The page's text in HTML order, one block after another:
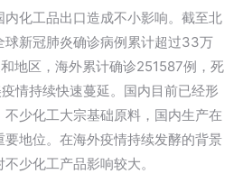
化工品出口造成不小影响。截至北
新冠肺炎确诊病例累计超过33万
地区，海外累计确诊251587例，死
情持续快速蔓延。国内目前已经形
少化工大宗基础原料，国内生产在
地位。在海外疫情持续发酵的背景
少化工产品影响较大。